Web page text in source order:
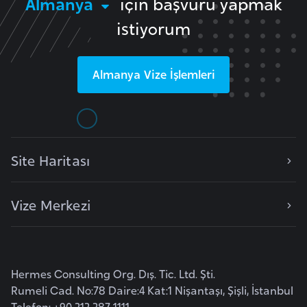
istiyorum
Almanya Vize İşlemleri
Site Haritası
Vize Merkezi
Hermes Consulting Org. Dış. Tic. Ltd. Şti.
Rumeli Cad. No:78 Daire:4 Kat:1 Nişantaşı, Şişli, İstanbul
e
s
B
u